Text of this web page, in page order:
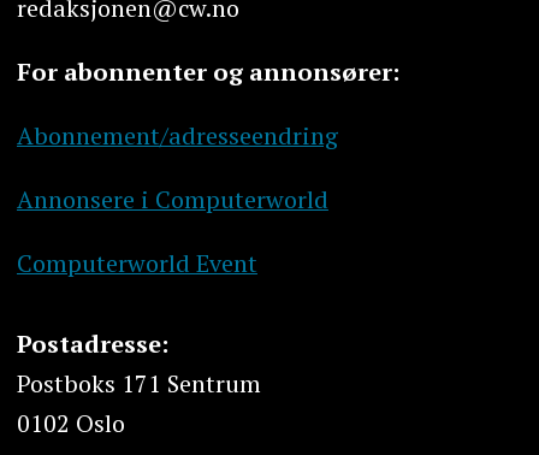
redaksjonen@cw.no
For abonnenter og annonsører:
Abonnement/adresseendring
Annonsere i Computerworld
Computerworld Event
Postadresse:
Postboks 171 Sentrum
0102 Oslo